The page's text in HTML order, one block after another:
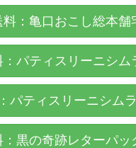
料：亀口おこし総本舗
：パティスリーニシム
パティスリーニシム
：黒の奇跡レターパッ